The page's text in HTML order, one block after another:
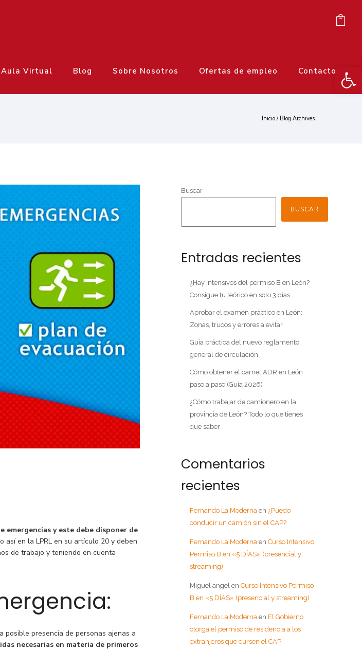
Aula Virtual Blog Sobre Nosotros Ofertas de empleo Contacto
Inicio / Blog Archives
emergencias y este debe disponer de
así en la LPRL en su artículo 20 y deben
de trabajo y teniendo en cuenta
posible presencia de personas ajenas a
necesarias en materia de primeros
Buscar
BUSCAR
Entradas recientes
¿Hay intensivos del permiso B en León?
Consigue tu teórico en solo 3 días
Aprobar el examen práctico en León:
Zonas, trucos y errores a evitar
Guía práctica del nuevo reglamento
general de circulación
Cómo obtener el carnet ADR en León
paso a paso (Guía 2026)
¿Cómo trabajar de camionero en la
provincia de León? Todo lo que tienes
que saber
Comentarios
recientes
Fernando La Modernaen ¿Puedo
conducir un camión sin el CAP?
Fernando La Modernaen Curso Intensivo
Permiso B en «5 DÍAS» (presencial y
streaming)
Miguel angelen Curso Intensivo Permiso
B en «5 DÍAS» (presencial y streaming)
Fernando La Modernaen El Gobierno
otorga el permiso de residencia a los
extranjeros que cursen el CAP